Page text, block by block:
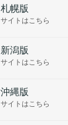
札幌版
サイトはこちら
新潟版
サイトはこちら
沖縄版
サイトはこちら